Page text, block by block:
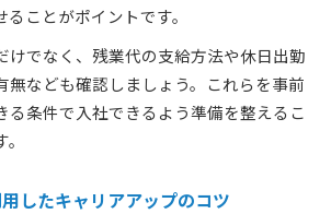
ことがポイントです。
けでなく、残業代の支給方法や休日出勤
無なども確認しましょう。これらを事前
る条件で入社できるよう準備を整えるこ
したキャリアアップのコツ